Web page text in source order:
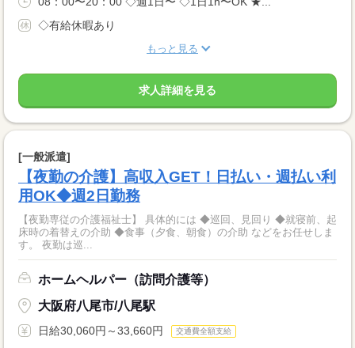
◇有給休暇あり
もっと見る
求人詳細を見る
[一般派遣]
【夜勤の介護】高収入GET！日払い・週払い利
用OK◆週2日勤務
【夜勤専従の介護福祉士】 具体的には ◆巡回、見回り ◆就寝前、起
床時の着替えの介助 ◆食事（夕食、朝食）の介助 などをお任せしま
す。 夜勤は巡...
ホームヘルパー（訪問介護等）
大阪府八尾市/八尾駅
日給30,060円～33,660円 交通費全額支給